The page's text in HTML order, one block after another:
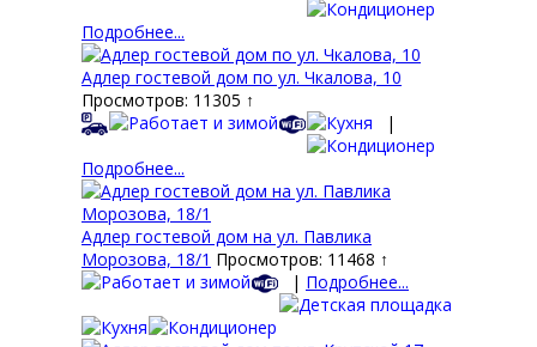
Подробнее...
Адлер гостевой дом по ул. Чкалова, 10
Просмотров: 11305 ↑
|
Подробнее...
Адлер гостевой дом на ул. Павлика
Морозова, 18/1 Просмотров: 11468 ↑
| Подробнее...